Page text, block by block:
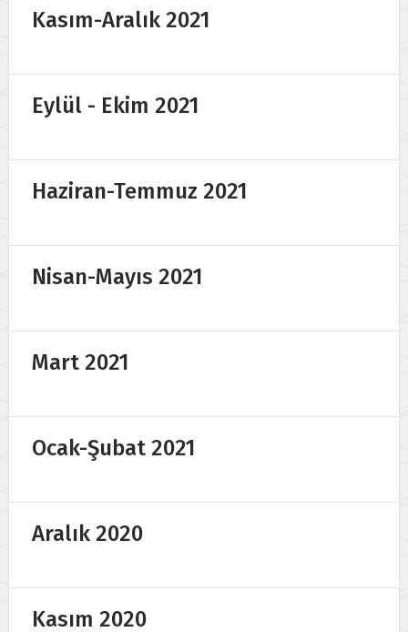
Kasım-Aralık 2021
Eylül - Ekim 2021
Haziran-Temmuz 2021
Nisan-Mayıs 2021
Mart 2021
Ocak-Şubat 2021
Aralık 2020
Kasım 2020